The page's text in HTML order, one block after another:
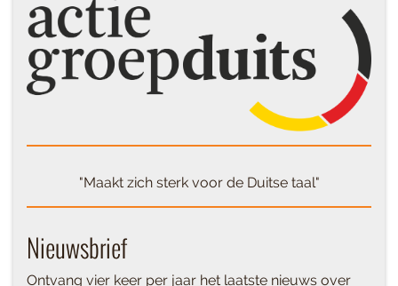
"Maakt zich sterk voor de Duitse taal"
Nieuwsbrief
Ontvang vier keer per jaar het laatste nieuws over